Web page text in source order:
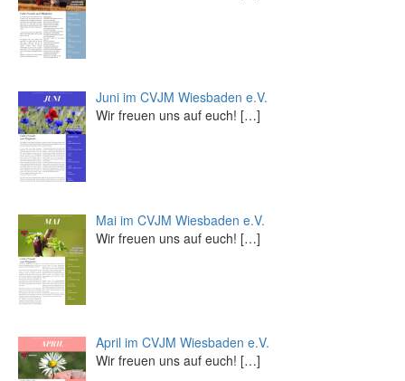
Juni im CVJM Wiesbaden e.V.
Wir freuen uns auf euch! […]
Mai im CVJM Wiesbaden e.V.
Wir freuen uns auf euch! […]
April im CVJM Wiesbaden e.V.
Wir freuen uns auf euch! […]